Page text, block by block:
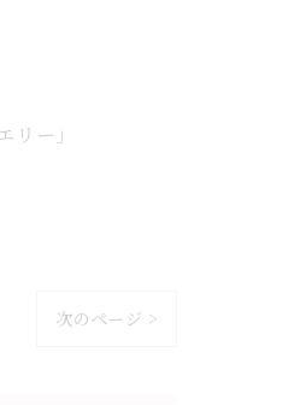
ー」
次のページ >